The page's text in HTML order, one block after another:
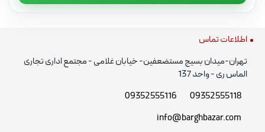
اطلاعات تماس
تهران-میدان بسیج مستضعفین- خیابان غلامی - مجتمع اداری تجاری
الماس ری - واحد 137
09352555118
09352555116
info@barghbazar.com